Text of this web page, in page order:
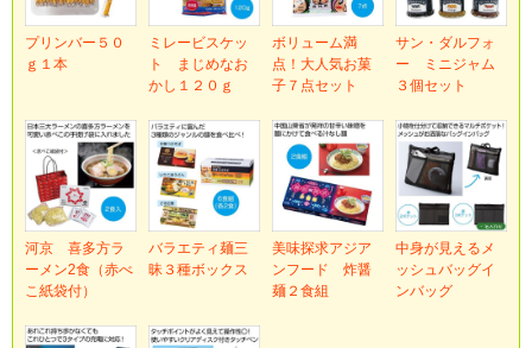
プリンバー５０
ｇ１本
ミレービスケッ
ト まじめなお
かし１２０ｇ
ボリューム満
点！大人気お菓
子７点セット
サン・ダルフォ
ー ミニジャム
３個セット
河京 喜多方ラ
ーメン2食（赤べ
こ紙袋付）
バラエティ麺三
昧３種ボックス
美味探求アジア
ンフード 炸醤
麺２食組
中身が見えるメ
ッシュバッグイ
ンバッグ